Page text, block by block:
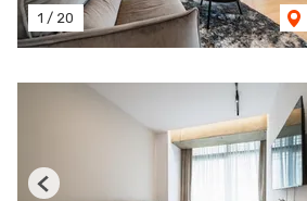
1 / 20
Previous